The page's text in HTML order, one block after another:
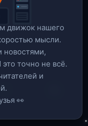
движок нашего
мысли.
новостями,
точно не всё.
и
👀